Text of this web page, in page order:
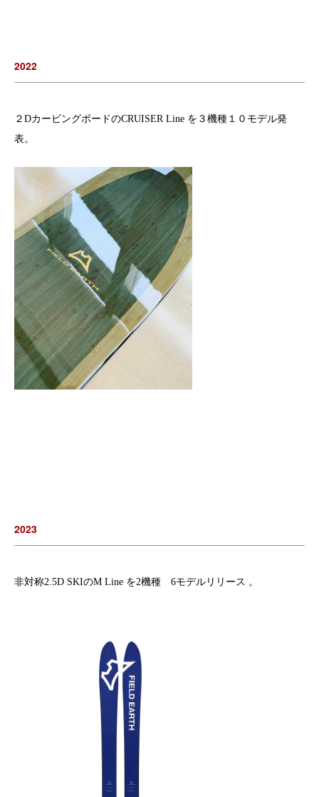
2022
２DカービングボードのCRUISER Line を３機種１０モデル発
表。
2023
非対称2.5D SKIのM Line を2機種 6モデルリリース 。